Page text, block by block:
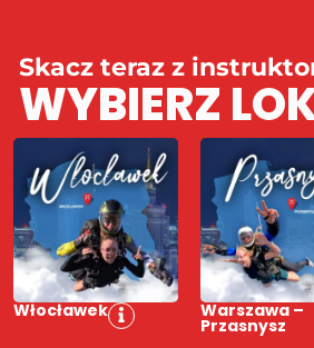
Skacz teraz z
WYBIERZ
Włocławek Warszawa –
Przasnysz